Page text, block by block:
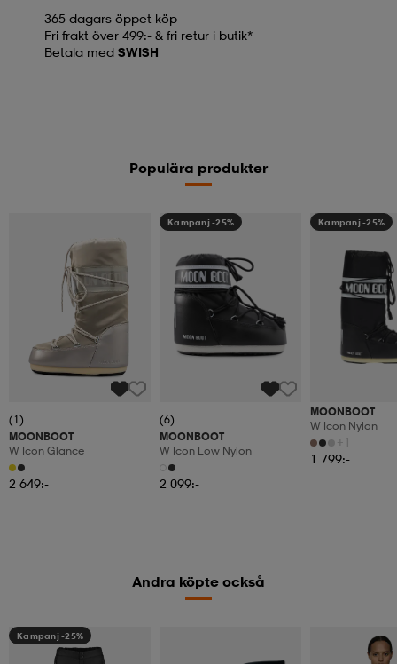
365 dagars öppet köp
Fri frakt över 499:- & fri retur i butik*
Betala med SWISH
Populära produkter
(1)
MOONBOOT
W Icon Glance
2 649:-
Kampanj -25%
(6)
MOONBOOT
W Icon Low Nylon
2 099:-
Kampanj -25%
MOONBOOT
W Icon Nylon
+1
1 799:-
Andra köpte också
Kampanj -25%